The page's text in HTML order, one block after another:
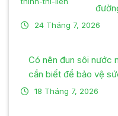
24 Tháng 7, 2026
Có nên đun sôi nước
cần biết để bảo vệ
18 Tháng 7, 2026